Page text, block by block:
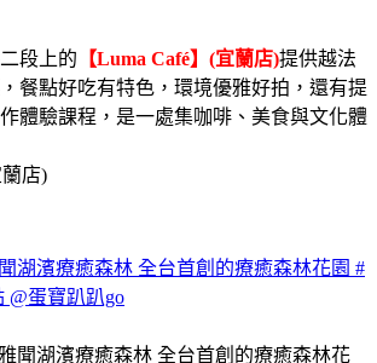
段上的 【Luma Café】(宜蘭店)提供越法
餐點好吃有特色，環境優雅好拍，還有提
體驗課程，是一處集咖啡、美食與文化體
店)
湖濱療癒森林 全台首創的療癒森林花園 #
@蛋寶趴趴go